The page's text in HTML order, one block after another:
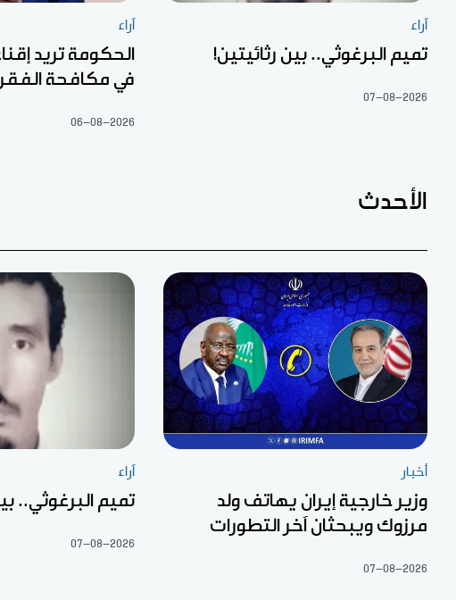
آراء
تميم البرغوثي.. بين رثائيتين!
07-08-2026
آراء
الحكومة تريد
في مكافحة
06-08-2026
الأحدث
أخبار
وزير خارجية إيران يهاتف ولد
مرزوك ويبحثان آخر التطورات
07-08-2026
آراء
تميم البرغوثي..
07-08-2026